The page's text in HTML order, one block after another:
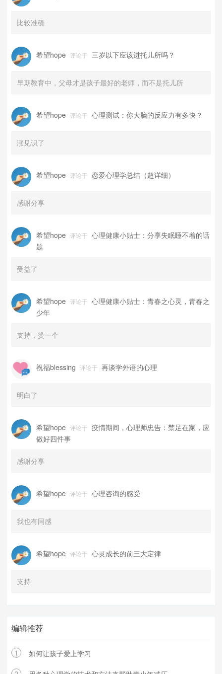
比较准确
希望hope 评论于 三岁以下应该进托儿所吗？
早期教育中，父母才是孩子最好的老师，而不是托儿所
希望hope 评论于 心理测试：你大脑的反应力有多快？
涨见识了
希望hope 评论于 恋爱心理学总结（超详细）
感谢分享
希望hope 评论于 心理健康小贴士：分享失眠睡不着的话
题
受益了
希望hope 评论于 心理健康小贴士：青春之心灵，青春之
少年
支持，赞一个
祝福blessing 评论于 再谈学外语的心理
明白了
希望hope 评论于 疫情期间，心理师忠告：禁足在家，应
做好四件事
感谢分享
希望hope 评论于 心理咨询的感受
我也有同感
希望hope 评论于 心灵成长的前三大定律
支持
编辑推荐
1 如何让孩子爱上学习